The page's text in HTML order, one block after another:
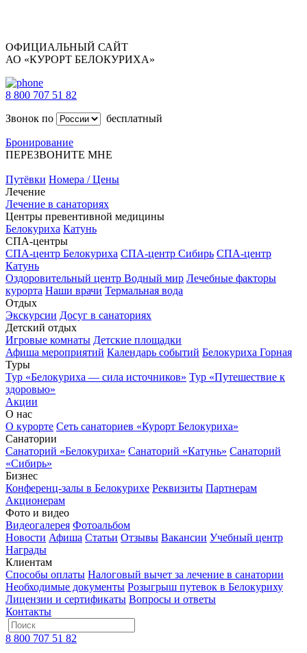
ОФИЦИАЛЬНЫЙ САЙТ
АО «КУРОРТ БЕЛОКУРИХА»
8 800 707 51 82
Звонок по
бесплатный
Бронирование
ПЕРЕЗВОНИТЕ МНЕ
Путёвки Номера / Цены
Лечение
Лечение в санаториях
Центры превентивной медицины
Белокуриха Катунь
СПА-центры
СПА-центр Белокуриха СПА-центр Сибирь СПА-центр
Катунь
Оздоровительный центр Водный мир Лечебные факторы
курорта Наши врачи Термальная вода
Отдых
Экскурсии Досуг в санаториях
Детский отдых
Игровые комнаты Детские площадки
Афиша мероприятий Календарь событий Белокуриха Горная
Туры
Тур «Белокуриха — сила источников» Тур «Путешествие к
здоровью»
Акции
О нас
О курорте Сеть санаториев «Курорт Белокуриха»
Санатории
Санаторий «Белокуриха» Санаторий «Катунь» Санаторий
«Сибирь»
Бизнес
Конференц-залы в Белокурихе Реквизиты Партнерам
Акционерам
Фото и видео
Видеогалерея Фотоальбом
Новости Афиша Статьи Отзывы Вакансии Учебный центр
Награды
Клиентам
Способы оплаты Налоговый вычет за лечение в санатории
Необходимые документы Розыгрыш путевок в Белокуриху
Лицензии и сертификаты Вопросы и ответы
Контакты
8 800 707 51 82